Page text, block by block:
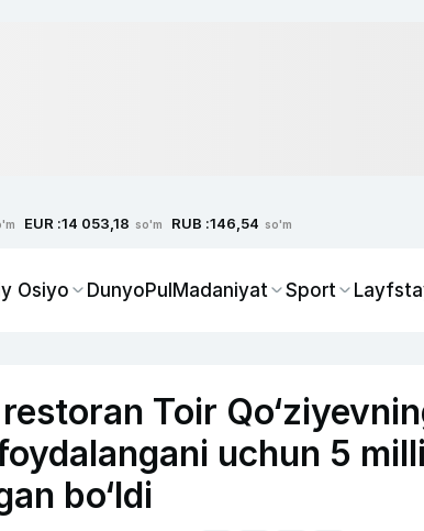
EUR :14 053,18 so'm RUB :146,54 so'm
Osiyo DunyoPulMadaniyat Sport
Toir
uchun 5
bo‘ldi